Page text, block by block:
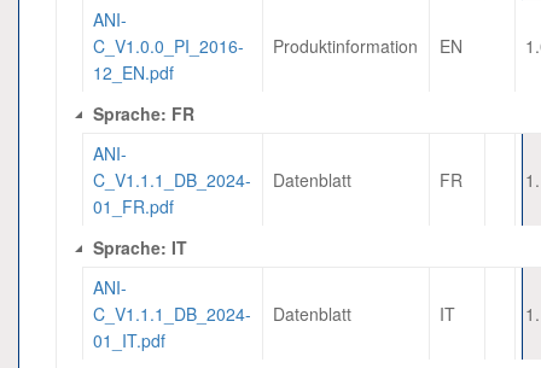
ANI-
C_V1.0.0_PI_2016-
12_EN.pdf
Produktinformation EN
Sprache: FR
ANI-
C_V1.1.1_DB_2024-
01_FR.pdf
Datenblatt FR
Sprache: IT
ANI-
C_V1.1.1_DB_2024-
01_IT.pdf
Datenblatt IT